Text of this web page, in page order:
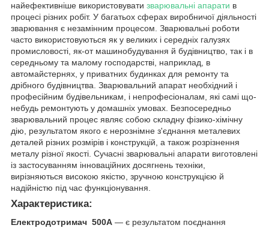
найефективніше використовувати зварювальні апарати в
процесі різних робіт. У багатьох сферах виробничої діяльності
зварювання є незамінним процесом. Зварювальні роботи
часто використовуються як у великих і середніх галузях
промисловості, як-от машинобудування й будівництво, так і в
середньому та малому господарстві, наприклад, в
автомайстернях, у приватних будинках для ремонту та
дрібного будівництва. Зварювальний апарат необхідний і
професійним будівельникам, і непрофесіоналам, які самі що-
небудь ремонтують у домашніх умовах. Безпосередньо
зварювальний процес являє собою складну фізико-хімічну
дію, результатом якого є нерознімне з'єднання металевих
деталей різних розмірів і конструкцій, а також розрізнення
металу різної якості. Сучасні зварювальні апарати виготовлені
із застосуванням інноваційних досягнень техніки,
вирізняються високою якістю, зручною конструкцією й
надійністю під час функціонування.
Характеристика:
Електродотримач 500А — є результатом поєднання